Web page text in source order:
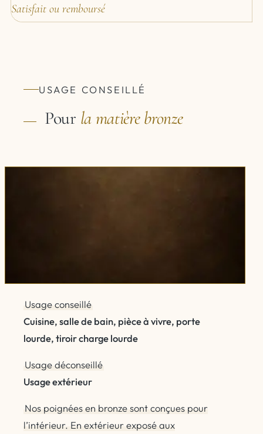
Satisfait ou remboursé
USAGE CONSEILLÉ
Pour la matièrebronze
Usage conseillé
Cuisine, salle de bain, pièce à vivre, porte
lourde, tiroir charge lourde
Usage déconseillé
Usage extérieur
Nos poignées en bronze sont conçues pour
l’intérieur. En extérieur exposé aux